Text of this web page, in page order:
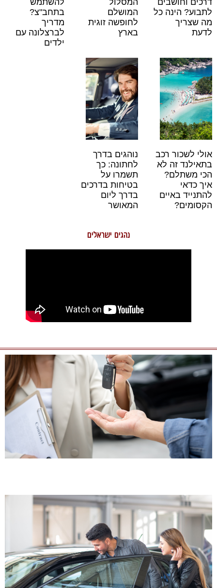
דרכים וחושבים
לתבוע? הינה כל
מה שצריך
לדעת
המסלול
המושלם
לחופשה זוגית
בארץ
להשתמש
בתחב"צ?
מדריך
לברצלונה עם
ילדים
אולי לשכור רכב
בתאילנד זה לא
הכי משתלם?
איך כדאי
להתנייד באיים
הקסומים?
נוהגים בדרך
לחתונה: כך
תשמרו על
בטיחות בדרכים
בדרך ליום
המאושר
נהגים ישראלים